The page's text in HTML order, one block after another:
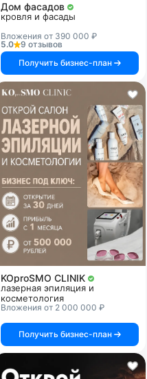
Дом фасадов
кровля и фасады
Вложения от 390 000 ₽
5.0
9 отзывов
Получить бизнес-план
KOproSMO CLINIK
лазерная эпиляция и
косметология
Вложения от 2 000 000 ₽
Получить бизнес-план